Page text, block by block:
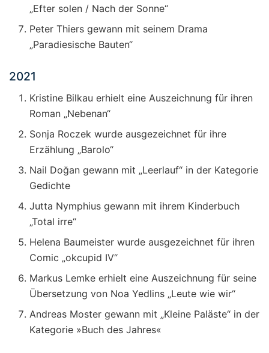
„Efter solen / Nach der Sonne“
Peter Thiers gewann mit seinem Drama
„Paradiesische Bauten“
2021
Kristine Bilkau erhielt eine Auszeichnung für ihren
Roman „Nebenan“
Sonja Roczek wurde ausgezeichnet für ihre
Erzählung „Barolo“
Nail Doğan gewann mit „Leerlauf“ in der Kategorie
Gedichte
Jutta Nymphius gewann mit ihrem Kinderbuch
„Total irre“
Helena Baumeister wurde ausgezeichnet für ihren
Comic „okcupid IV“
Markus Lemke erhielt eine Auszeichnung für seine
Übersetzung von Noa Yedlins „Leute wie wir“
Andreas Moster gewann mit „Kleine Paläste“ in der
Kategorie »Buch des Jahres«